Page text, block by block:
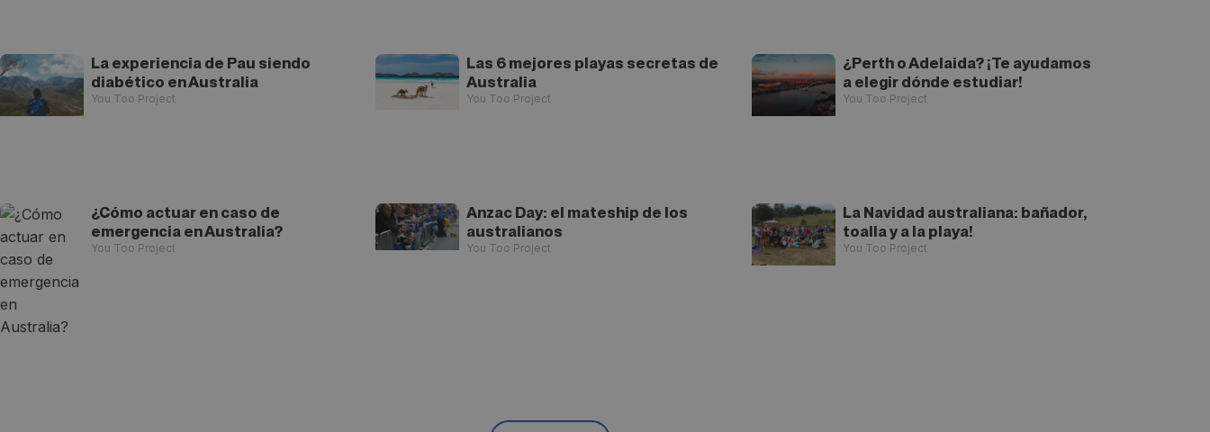
La experiencia de Pau siendo
diabético en Australia
You Too Project
Las 6 mejores playas secretas de
Australia
You Too Project
¿Perth o Adelaida? ¡Te ayudamos
a elegir dónde estudiar!
You Too Project
¿Cómo actuar en caso de
emergencia en Australia?
You Too Project
Anzac Day: el mateship de los
australianos
You Too Project
La Navidad australiana: bañador,
toalla y a la playa!
You Too Project